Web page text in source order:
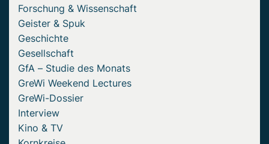
Forschung & Wissenschaft
Geister & Spuk
Geschichte
Gesellschaft
GfA – Studie des Monats
GreWi Weekend Lectures
GreWi-Dossier
Interview
Kino & TV